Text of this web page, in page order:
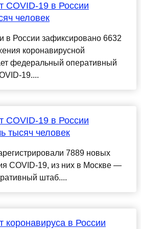
COVID-19 в России
человек
в России зафиксировано 6632
коронавирусной
федеральный оперативный
19....
COVID-19 в России
тысяч человек
7889 новых
COVID-19, из них в Москве —
штаб....
коронавируса в России